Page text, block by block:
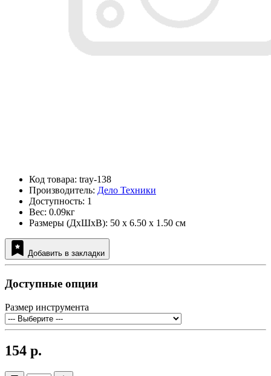
Код товара: tray-138
Производитель: Дело Техники
Доступность: 1
Вес: 0.09кг
Размеры (ДxШxВ): 50 x 6.50 x 1.50 см
Добавить в закладки
Доступные опции
Размер инструмента
154 р.